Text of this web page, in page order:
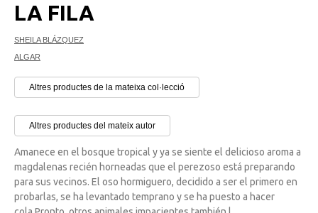
LA FILA
SHEILA BLÁZQUEZ
ALGAR
Altres productes de la mateixa col·lecció
Altres productes del mateix autor
Amanece en el bosque tropical y ya se siente el delicioso aroma a
magdalenas recién horneadas que el perezoso está preparando
para sus vecinos. El oso hormiguero, decidido a ser el primero en
probarlas, se ha levantado temprano y se ha puesto a hacer